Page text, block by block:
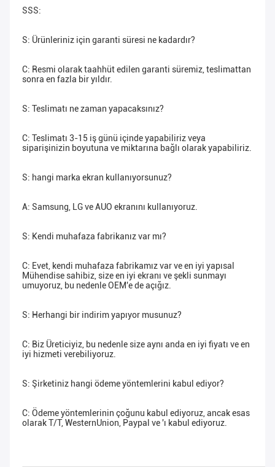
SSS:
S: Ürünleriniz için garanti süresi ne kadardır?
C: Resmi olarak taahhüt edilen garanti süremiz, teslimattan
sonra en fazla bir yıldır.
S: Teslimatı ne zaman yapacaksınız?
C: Teslimatı 3-15 iş günü içinde yapabiliriz veya
siparişinizin boyutuna ve miktarına bağlı olarak yapabiliriz.
S: hangi marka ekran kullanıyorsunuz?
A: Samsung, LG ve AUO ekranını kullanıyoruz.
S: Kendi muhafaza fabrikanız var mı?
C: Evet, kendi muhafaza fabrikamız var ve en iyi yapısal
Mühendise sahibiz, size en iyi ekranı ve şekli sunmayı
umuyoruz, bu nedenle OEM'e de açığız.
S: Herhangi bir indirim yapıyor musunuz?
C: Biz Üreticiyiz, bu nedenle size aynı anda en iyi fiyatı ve en
iyi hizmeti verebiliyoruz.
S: Şirketiniz hangi ödeme yöntemlerini kabul ediyor?
C: Ödeme yöntemlerinin çoğunu kabul ediyoruz, ancak esas
olarak T/T, WesternUnion, Paypal ve 'ı kabul ediyoruz.